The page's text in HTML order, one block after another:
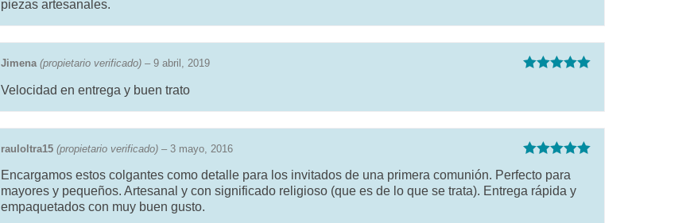
piezas artesanales.
Jimena (propietario verificado) – 9 abril, 2019
Velocidad en entrega y buen trato
5de 5
rauloltra15 (propietario verificado) – 3 mayo, 2016
Encargamos estos colgantes como detalle para los invitados de una primera comunión. Perfecto para
mayores y pequeños. Artesanal y con significado religioso (que es de lo que se trata). Entrega rápida y
empaquetados con muy buen gusto.